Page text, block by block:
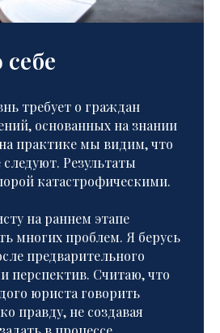
требует о граждан
основанных на знании
практике мы видим, что
Результаты
катастрофическими.
на раннем этапе
многих проблем. Я берусь
предварительного
перспектив. Считаю, что
юриста говорить
правду, не создавая